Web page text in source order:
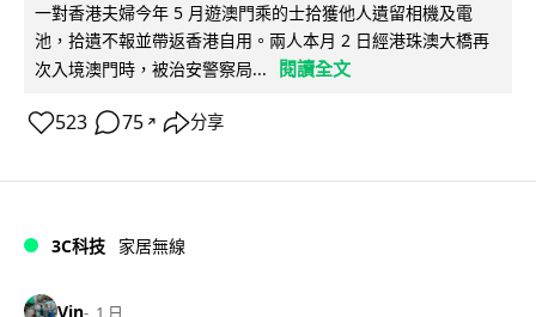
一對香港夫婦今年 5 月遊澳門乘的士拾獲他人遺留相機及電
池，拾遺不報並帶返香港自用。兩人本月 2 日經港珠澳大橋再
次入境澳門時，被治安警察局...
閱讀全文
523 75 ↗ 分享
3C科技 家居無線
Vin 1 日